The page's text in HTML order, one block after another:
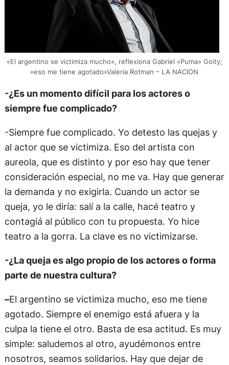
«El argentino se victimiza mucho», reflexiona Gabriel «Puma» Goity;
«eso me tiene agotado»Valeria Rotman – LA NACION
-¿Es un momento difícil para los actores o
siempre fue complicado?
-Siempre fue complicado. Yo detesto las quejas y
al actor que se victimiza. Eso del artista con
aureola, que es distinto y por eso hay que tener
consideración especial, no me va. Hay que generar
la demanda y no exigirla. Cuando un actor se
queja, yo le diría: salí a la calle, hacé teatro y
contagiá al público con tu propuesta. Yo hice
teatro a la gorra. La clave es no victimizarse.
-¿La queja es algo propio de los actores o forma
parte de nuestra cultura?
–El argentino se victimiza mucho, eso me tiene
agotado. Siempre el enemigo está afuera y la
culpa la tiene el otro. Basta de esa actitud. Es muy
simple: saludemos al otro, ayudémonos entre
nosotros, seamos solidarios. Hay que dejar de